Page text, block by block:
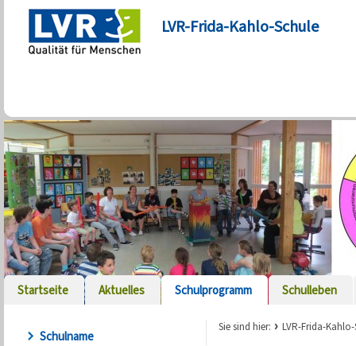
LVR-Frida-Kahlo-Schule
Startseite Aktuelles Schulprogramm Schulleben
Schulname
Sie sind hier: LVR-Frida-